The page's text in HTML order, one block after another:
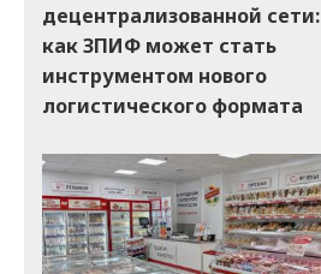
децентрализованной сети:
как ЗПИФ может стать
инструментом нового
логистического формата